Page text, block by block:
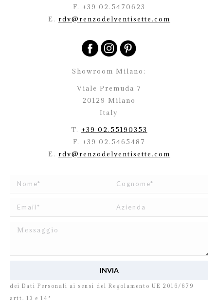
F. +39 02.5470623
E. rdv@renzodelventisette.com
Showroom Milano:
Viale Premuda 7
20129 Milano
Italy
T. +39 02.55190353
F. +39 02.5465487
E. rdv@renzodelventisette.com
dei Dati Personali ai sensi del Regolamento UE 2016/679
artt. 13 e 14*